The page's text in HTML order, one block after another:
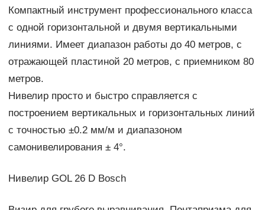
Компактный инструмент профессионального класса
с одной горизонтальной и двумя вертикальными
линиями. Имеет диапазон работы до 40 метров, с
отражающей пластиной 20 метров, с приемником 80
метров.
Нивелир просто и быстро справляется с
построением вертикальных и горизонтальных линий
с точностью ±0.2 мм/м и диапазоном
самонивелирования ± 4°.
Нивелир GOL 26 D Bosch